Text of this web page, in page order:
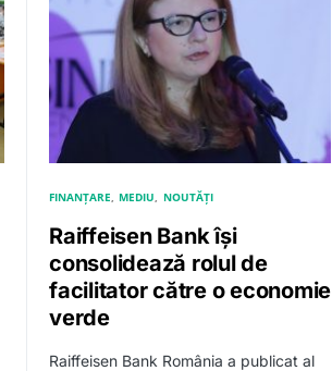
FINANȚARE MEDIU NOUTĂȚI
Raiffeisen Bank își
consolidează rolul de
facilitator către o economie
verde
Raiffeisen Bank România a publicat al